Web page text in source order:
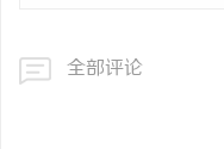
全部评论